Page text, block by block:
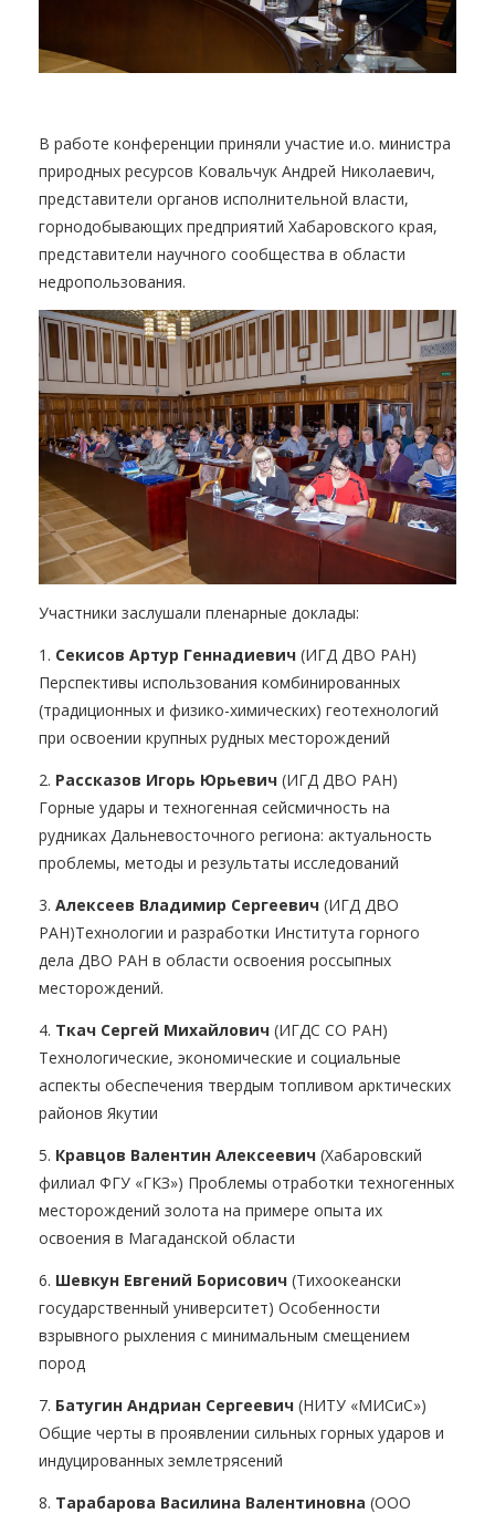
В работе конференции приняли участие и.о. министра
природных ресурсов Ковальчук Андрей Николаевич,
представители органов исполнительной власти,
горнодобывающих предприятий Хабаровского края,
представители научного сообщества в области
недропользования.
Участники заслушали пленарные доклады:
1. Секисов Артур Геннадиевич (ИГД ДВО РАН)
Перспективы использования комбинированных
(традиционных и физико-химических) геотехнологий
при освоении крупных рудных месторождений
2. Рассказов Игорь Юрьевич (ИГД ДВО РАН)
Горные удары и техногенная сейсмичность на
рудниках Дальневосточного региона: актуальность
проблемы, методы и результаты исследований
3. Алексеев Владимир Сергеевич (ИГД ДВО
РАН)Технологии и разработки Института горного
дела ДВО РАН в области освоения россыпных
месторождений.
4. Ткач Сергей Михайлович (ИГДС СО РАН)
Технологические, экономические и социальные
аспекты обеспечения твердым топливом арктических
районов Якутии
5. Кравцов Валентин Алексеевич (Хабаровский
филиал ФГУ «ГКЗ») Проблемы отработки техногенных
месторождений золота на примере опыта их
освоения в Магаданской области
6. Шевкун Евгений Борисович (Тихоокеански
государственный университет) Особенности
взрывного рыхления с минимальным смещением
пород
7. Батугин Андриан Сергеевич (НИТУ «МИСиС»)
Общие черты в проявлении сильных горных ударов и
индуцированных землетрясений
8. Тарабарова Василина Валентиновна (ООО